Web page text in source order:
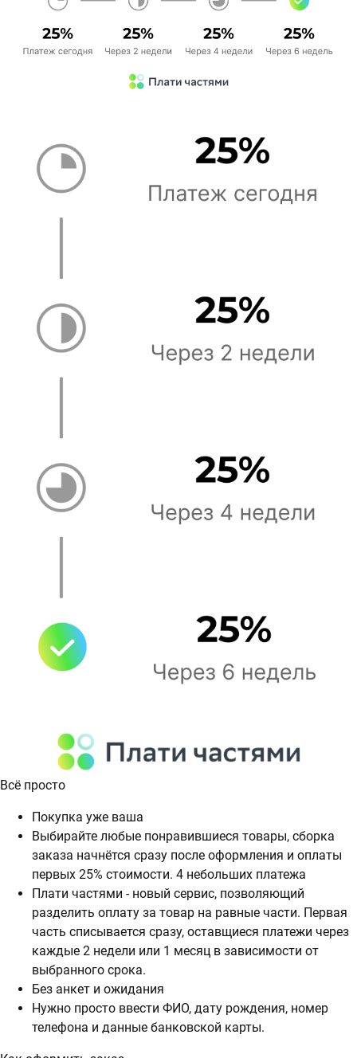
Всё просто
Покупка уже ваша
Выбирайте любые понравившиеся товары, сборка
заказа начнётся сразу после оформления и оплаты
первых 25% стоимости. 4 небольших платежа
Плати частями - новый сервис, позволяющий
разделить оплату за товар на равные части. Первая
часть списывается сразу, оставщиеся платежи через
каждые 2 недели или 1 месяц в зависимости от
выбранного срока.
Без анкет и ожидания
Нужно просто ввести ФИО, дату рождения, номер
телефона и данные банковской карты.